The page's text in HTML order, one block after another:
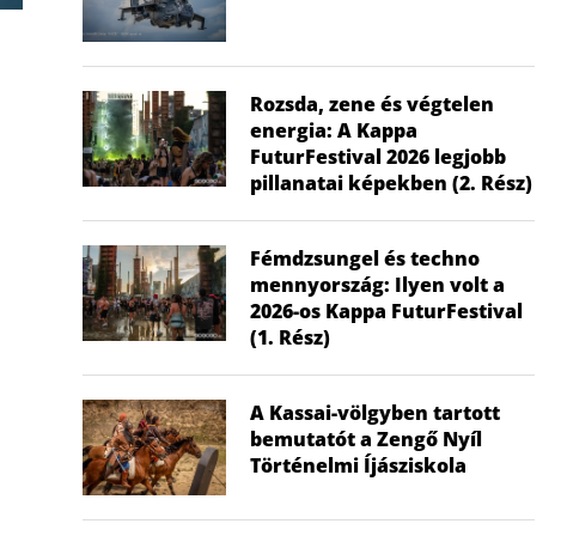
2026.07.15.Rozsda, zene és végtelen
energia: A Kappa
FuturFestival 2026 legjobb
pillanatai képekben (2. Rész)
Fémdzsungel és techno
mennyország: Ilyen volt a
2026-os Kappa FuturFestival
(1. Rész)
A Kassai-völgyben tartott
bemutatót a Zengő Nyíl
Történelmi Íjásziskola